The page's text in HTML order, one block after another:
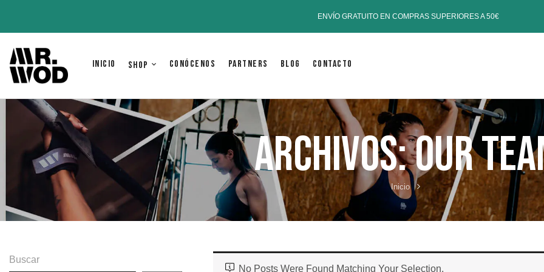
ENVÍO GRATUITO EN COMPRAS SUPERIORES A 50€
Inicio Shop Conócenos Partners Blog Contacto
Archivos:Our
Inicio
Buscar
No Posts Were Found Matching Your Selection.